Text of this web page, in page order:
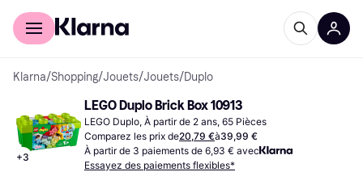
Acheter avec Klarna
Klarna/Shopping/Jouets/Jouets/Duplo
+3
LEGO Duplo Brick Box 10913
LEGO Duplo, À partir de 2 ans, 65 Pièces
Comparez les prix de20,79 €à39,99 €
À partir de 3 paiements de 6,93 € avec
Essayez des paiements flexibles*